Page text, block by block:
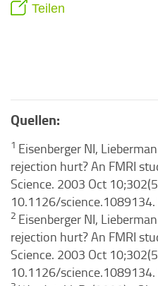
Teilen
Quellen:
1 Eisenberger NI,
rejection hurt? An FMRI
Science. 2003 Oct
10.1126/
2 Eisenberger NI,
rejection hurt? An FMRI
Science. 2003 Oct
10.1126/